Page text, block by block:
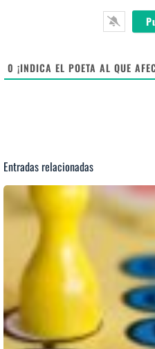
0 ¡INDICA EL POETA AL QUE
Entradas relacionadas